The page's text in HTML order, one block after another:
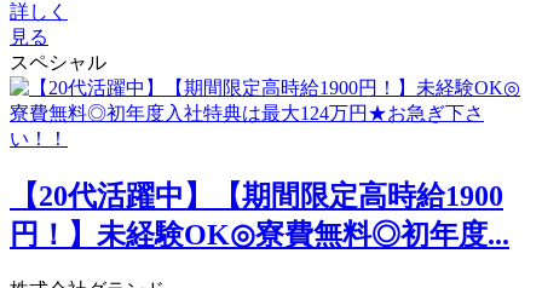
詳しく
見る
スペシャル
【20代活躍中】【期間限定高時給1900
円！】未経験OK◎寮費無料◎初年度...